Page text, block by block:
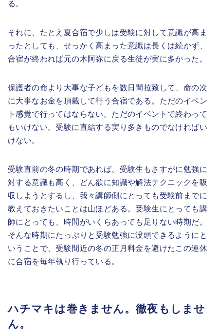
る。
それに、たとえ夏合宿で少しは受験に対して意識が高ま
ったとしても、せっかく高まった意識は長くは続かず、
合宿が終われば元の木阿弥に戻る生徒が実に多かった。
保護者の命より大事な子どもを数日間拉致して、命の次
に大事なお金を頂戴して行う合宿である。ただのイベン
ト感覚で行ってはならない。ただのイベントで終わって
もいけない。受験に直結する実り多きものでなければい
けない。
受験直前の冬の時期であれば、受験生もさすがに勉強に
対する意識も高く、どん欲に知識や解法テクニックを吸
収しようとするし、我々講師側にとっても受験前までに
教えておきたいことは山ほどある。受験生にとっても講
師にとっても、時間がいくらあっても足りない時期だ。
そんな時期にたっぷりと受験勉強に没頭できるようにと
いうことで、受験間近の冬の正月料金を避けたこの連休
に合宿を毎年執り行っている。
ハチマキは巻きません。徹夜もしませ
ん。